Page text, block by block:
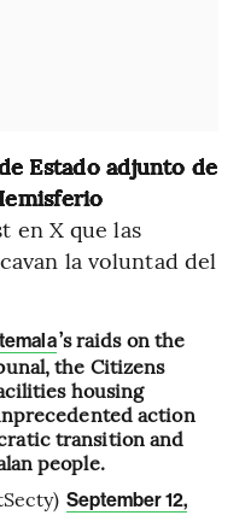
Estado adjunto de
en X que las
la voluntad del
’s raids on the
the Citizens
housing
action
transition and
people.
September 12,